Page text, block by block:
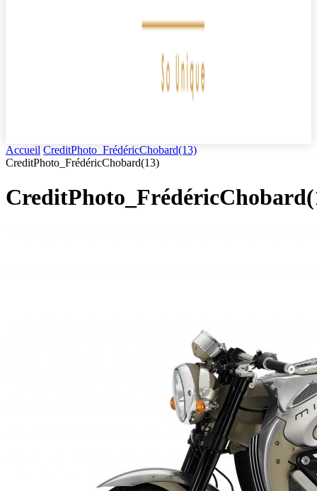
Accueil CreditPhoto_FrédéricChobard(13)
CreditPhoto_FrédéricChobard(13)